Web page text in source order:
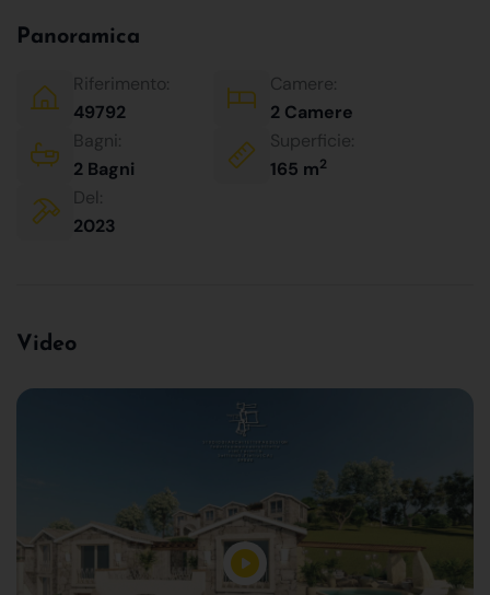
Panoramica
Riferimento:
49792
Camere:
2 Camere
Bagni:
2 Bagni
Superficie:
165 m2
Del:
2023
Video